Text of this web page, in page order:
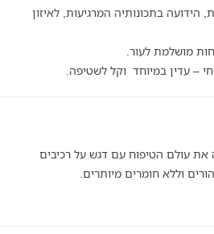
בתכונותיה המרגיעות, לאיזון
מושלמת לעור.
את עולם הטיפוח עם דגש על רכיבים
וללא חומרים מיותרים.